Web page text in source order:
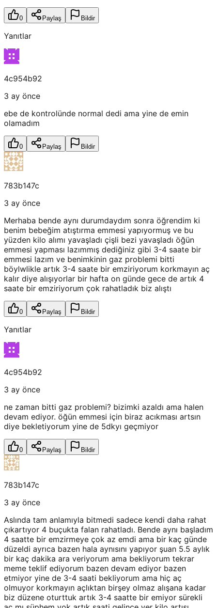
0 Paylaş Bildir
Yanıtlar
4c954b92
3 ay önce
ebe de kontrolünde normal dedi ama yine de emin
olamadım
0 Paylaş Bildir
783b147c
3 ay önce
Merhaba bende aynı durumdaydım sonra öğrendim ki
benim bebeğim atıştırma emmesi yapıyormuş ve bu
yüzden kilo alımı yavaşladı çişli bezi yavaşladı öğün
emmesi yapması lazımmış dediğiniz gibi 3-4 saate bir
emmesi lazım ve benimkinin gaz problemi bitti
böylwlikle artık 3-4 saate bir emziriyorum korkmayın aç
kalır diye alışıyorlar bir hafta on günde gece de artık 4
saate bir emziriyorum çok rahatladık biz alıştı
0 Paylaş Bildir
Yanıtlar
4c954b92
3 ay önce
ne zaman bitti gaz problemi? bizimki azaldı ama halen
devam ediyor. öğün emmesi için biraz acıkması artsın
diye bekletiyorum yine de 5dkyı geçmiyor
0 Paylaş Bildir
783b147c
3 ay önce
Aslında tam anlamıyla bitmedi sadece kendi daha rahat
çıkartıyor 4 buçukta falan rahatladı. Bende aynı başladım
4 saatte bir emzirmeye çok az emdi ama bir kaç günde
düzeldi ayrıca bazen hala aynısını yapıyor şuan 5.5 aylık
bir kaç dakika ara veriyorum ama bekliyorum tekrar
meme teklif ediyorum bazen devam ediyor bazen
etmiyor yine de 3-4 saati bekliyorum ama hiç aç
olmuyor korkmayın açlıktan birşey olmaz alışana kadar
biz düzene oturttuk artık 3-4 saatte bir emiyor sürekli